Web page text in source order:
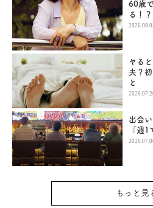
60歳
る！
ヤる
夫？
と
出会
「週
もっと見